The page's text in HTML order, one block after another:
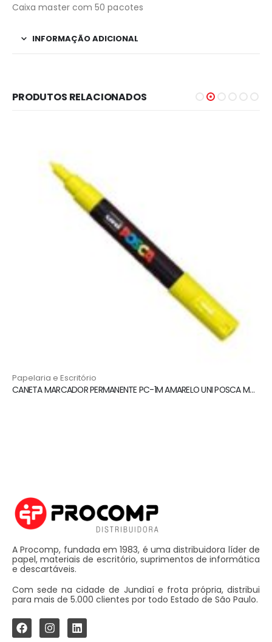
Caixa master com 50 pacotes
INFORMAÇÃO ADICIONAL
PRODUTOS RELACIONADOS
Papelaria e Escritório
CANETA MARCADOR PERMANENTE PC-1M AMARELO UNI POSCA MARKER
A Procomp, fundada em 1983, é uma distribuidora líder de
papel, materiais de escritório, suprimentos de informática
e descartáveis.
Com sede na cidade de Jundiaí e frota própria, distribui
para mais de 5.000 clientes por todo Estado de São Paulo.